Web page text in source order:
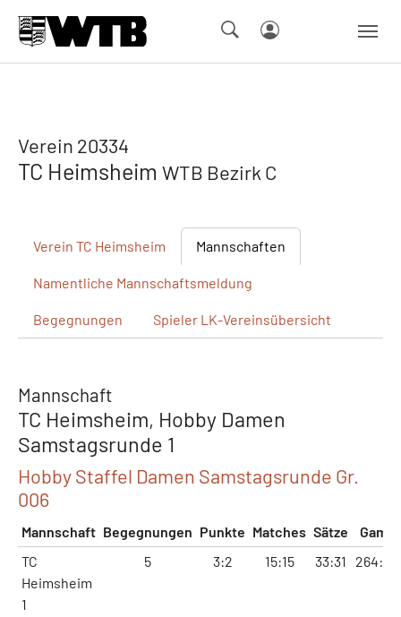
Verein 20334
TC Heimsheim WTB Bezirk C
Verein TC Heimsheim Mannschaften
Namentliche Mannschaftsmeldung
Begegnungen Spieler LK-Vereinsübersicht
Mannschaft
TC Heimsheim, Hobby Damen
Samstagsrunde 1
Hobby Staffel Damen Samstagsrunde Gr.
006
Mannschaft Begegnungen Punkte Matches Sätze
TC
Heimsheim
1
5 3:2 15:15 33:31